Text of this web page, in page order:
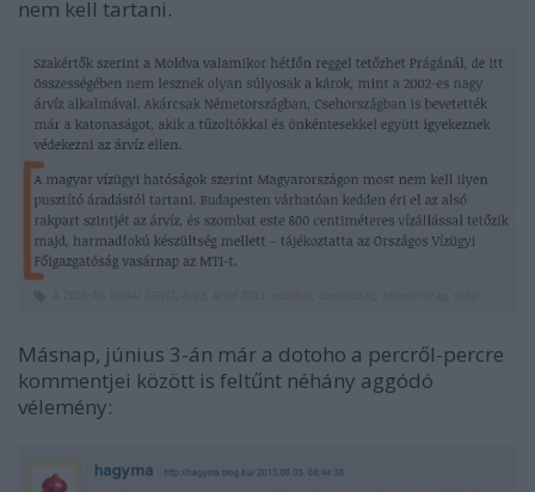
nem kell tartani.
Másnap, június 3-án már a dotoho a percről-percre
kommentjei között is feltűnt néhány aggódó
vélemény: